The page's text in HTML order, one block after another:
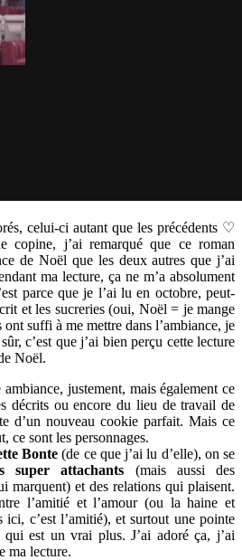
celui-ci autant que les précédents ♡
copine, j’ai remarqué que ce roman
de Noël que les deux autres que j’ai
ma lecture, ça ne m’a absolument
parce que je l’ai lu en octobre, peut-
et les sucreries (oui, Noël = je mange
suffi à me mettre dans l’ambiance, je
c’est que j’ai bien perçu cette lecture
Noël.
ambiance, justement, mais également ce
décrits ou encore du lieu de travail de
d’un nouveau cookie parfait. Mais ce
ce sont les personnages.
Bonte (de ce que j’ai lu d’elle), on se
super attachants (mais aussi des
marquent) et des relations qui plaisent.
l’amitié et l’amour (ou la haine et
c’est l’amitié), et surtout une pointe
qui est un vrai plus. J’ai adoré ça, j’ai
ma lecture.